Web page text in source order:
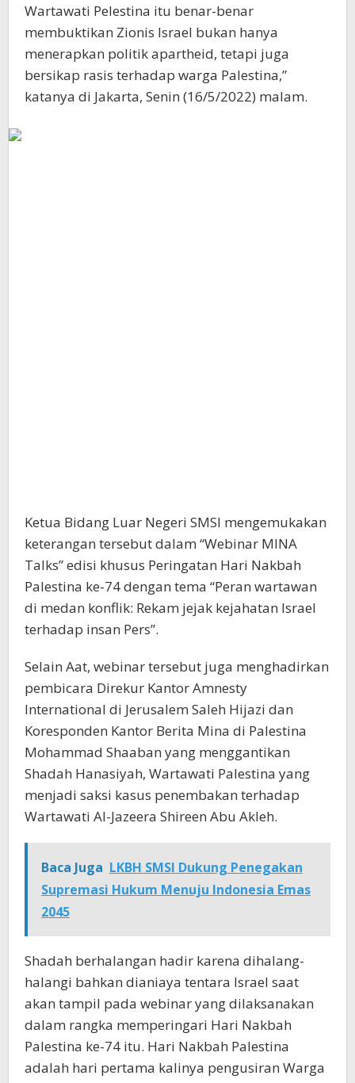
Wartawati Pelestina itu benar-benar
membuktikan Zionis Israel bukan hanya
menerapkan politik apartheid, tetapi juga
bersikap rasis terhadap warga Palestina,”
katanya di Jakarta, Senin (16/5/2022) malam.
Ketua Bidang Luar Negeri SMSI mengemukakan
keterangan tersebut dalam “Webinar MINA
Talks” edisi khusus Peringatan Hari Nakbah
Palestina ke-74 dengan tema “Peran wartawan
di medan konflik: Rekam jejak kejahatan Israel
terhadap insan Pers”.
Selain Aat, webinar tersebut juga menghadirkan
pembicara Direkur Kantor Amnesty
International di Jerusalem Saleh Hijazi dan
Koresponden Kantor Berita Mina di Palestina
Mohammad Shaaban yang menggantikan
Shadah Hanasiyah, Wartawati Palestina yang
menjadi saksi kasus penembakan terhadap
Wartawati Al-Jazeera Shireen Abu Akleh.
Baca Juga LKBH SMSI Dukung Penegakan
Supremasi Hukum Menuju Indonesia Emas
2045
Shadah berhalangan hadir karena dihalang-
halangi bahkan dianiaya tentara Israel saat
akan tampil pada webinar yang dilaksanakan
dalam rangka memperingari Hari Nakbah
Palestina ke-74 itu. Hari Nakbah Palestina
adalah hari pertama kalinya pengusiran Warga